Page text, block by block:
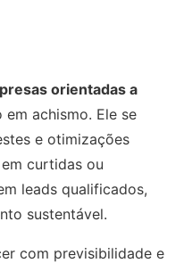
orientadas a
em achismo. Ele se
e otimizações
curtidas ou
leads qualificados,
sustentável.
com previsibilidade e